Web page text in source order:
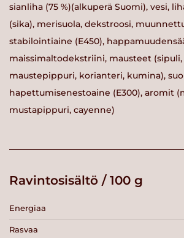
sianliha (75 %)(alkuperä Suomi), vesi,
(sika), merisuola, dekstroosi,
stabilointiaine (E450),
maissimaltodekstriini, mausteet
maustepippuri, korianteri, kumina),
hapettumisenestoaine (E300), aromit
mustapippuri, cayenne)
Ravintosisältö / 100 g
Energiaa
Rasvaa